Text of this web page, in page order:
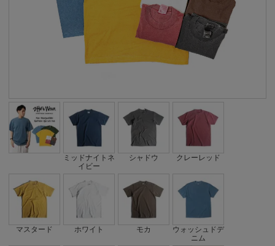
ミッドナイトネ
イビー
シャドウ クレーレッド
マスタード ホワイト モカ
ウォッシュドデ
ニム